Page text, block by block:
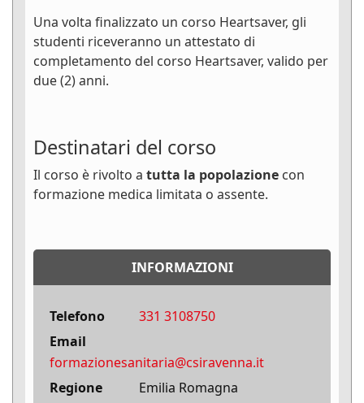
Una volta finalizzato un corso Heartsaver, gli
studenti riceveranno un attestato di
completamento del corso Heartsaver, valido per
due (2) anni.
Destinatari del corso
Il corso è rivolto a tutta la popolazione con
formazione medica limitata o assente.
INFORMAZIONI
Telefono
331 3108750
Email
formazionesanitaria@csiravenna.it
Regione
Emilia Romagna